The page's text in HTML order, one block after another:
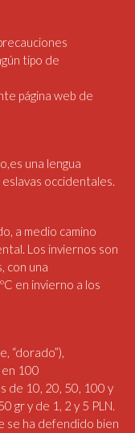
tipo de
página web de
una lengua
occidentales.
a medio camino
Los inviernos son
con una
en invierno a los
“dorado”),
100
de 10, 20, 50, 100 y
gr y de 1, 2 y 5 PLN.
se ha defendido bien